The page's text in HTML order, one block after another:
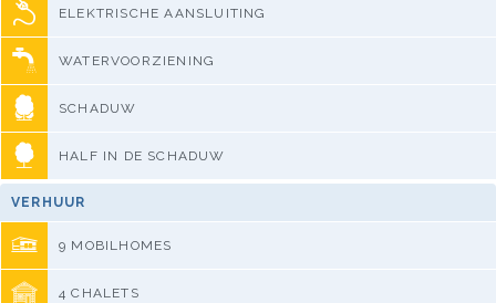
ELEKTRISCHE AANSLUITING
WATERVOORZIENING
SCHADUW
HALF IN DE SCHADUW
VERHUUR
9 MOBILHOMES
4 CHALETS